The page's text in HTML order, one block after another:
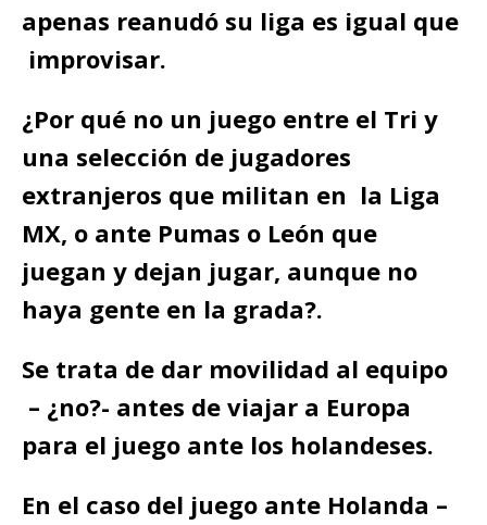
apenas reanudó su liga es igual que
improvisar.
¿Por qué no un juego entre el Tri y
una selección de jugadores
extranjeros que militan en la Liga
MX, o ante Pumas o León que
juegan y dejan jugar, aunque no
haya gente en la grada?.
Se trata de dar movilidad al equipo
– ¿no?- antes de viajar a Europa
para el juego ante los holandeses.
En el caso del juego ante Holanda –